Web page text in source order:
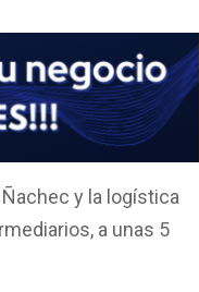
y la logística
a unas 5